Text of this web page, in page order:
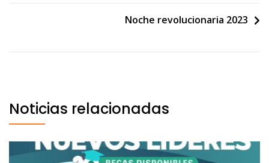
Noche revolucionaria 2023
Noticias relacionadas